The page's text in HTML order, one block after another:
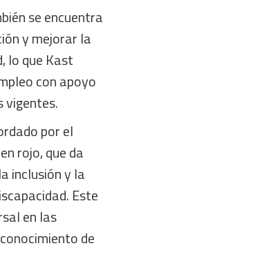
se encuentra
y mejorar la
lo que Kast
con apoyo
vigentes.
por el
rojo, que da
inclusión y la
Este
en las
de